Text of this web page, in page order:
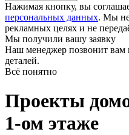
Нажимая кнопку, вы
персональных данных. Мы
рекламных целях и не
Мы получили вашу заявку
Наш менеджер позвонит вам
деталей.
Всё понятно
Проекты
1-ом этаже